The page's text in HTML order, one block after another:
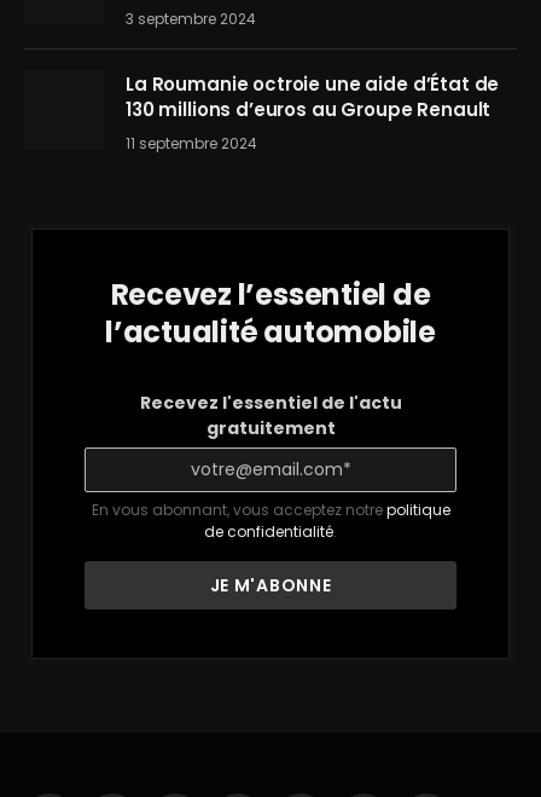
3 septembre 2024
La Roumanie octroie une aide d’État de
130 millions d’euros au Groupe Renault
11 septembre 2024
Recevez l’essentiel de
l’actualité automobile
Recevez l'essentiel de l'actu
gratuitement
En vous abonnant, vous acceptez notrepolitique
de confidentialité.